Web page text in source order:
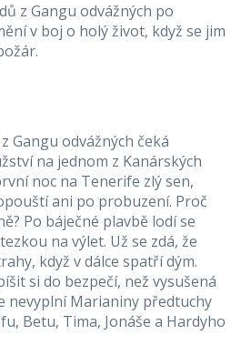
z Gangu odvážných po
v boj o holý život, když se jim
Gangu odvážných čeká
na jednom z Kanárských
noc na Tenerife zlý sen,
ani po probuzení. Proč
Po báječné plavbě lodí se
na výlet. Už se zdá, že
když v dálce spatří dým.
si do bezpečí, než vysušená
nevyplní Marianiny předtuchy
Betu, Tima, Jonáše a Hardyho